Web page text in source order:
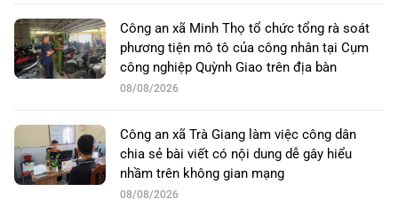
Công an xã Minh Thọ tổ chức tổng rà soát
phương tiện mô tô của công nhân tại Cụm
công nghiệp Quỳnh Giao trên địa bàn
08/08/2026
Công an xã Trà Giang làm việc công dân
chia sẻ bài viết có nội dung dễ gây hiểu
nhầm trên không gian mạng
08/08/2026